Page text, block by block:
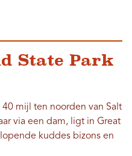
State Park
mijl ten noorden van Salt
via een dam, ligt in Great
kuddes bizons en